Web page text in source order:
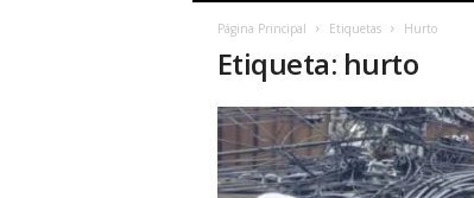
Página Principal Etiquetas Hurto
Etiqueta: hurto